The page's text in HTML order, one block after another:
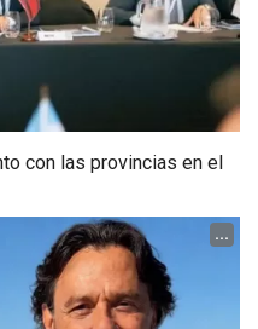
con las provincias en el
...